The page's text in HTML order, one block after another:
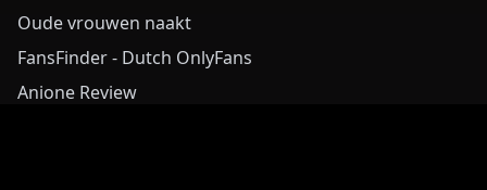
Oude vrouwen naakt
FansFinder - Dutch OnlyFans
Anione Review